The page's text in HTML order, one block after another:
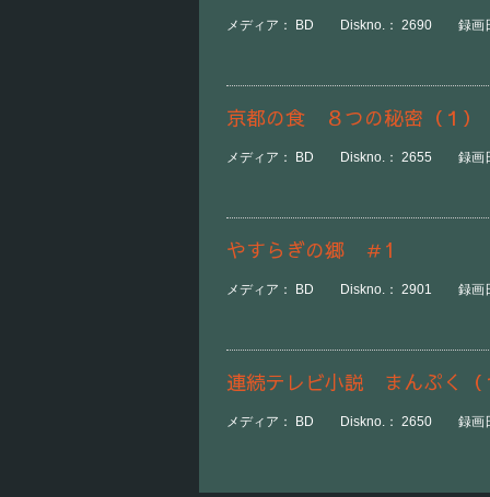
メディア： BD Diskno.： 2690 録画
京都の食 ８つの秘密（１）
メディア： BD Diskno.： 2655 録画
やすらぎの郷 ＃1
メディア： BD Diskno.： 2901 録画
連続テレビ小説 まんぷく（
メディア： BD Diskno.： 2650 録画